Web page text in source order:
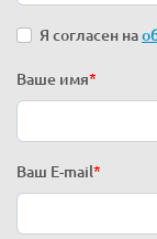
Я согласен на
Ваше имя*
Ваш E-mail *